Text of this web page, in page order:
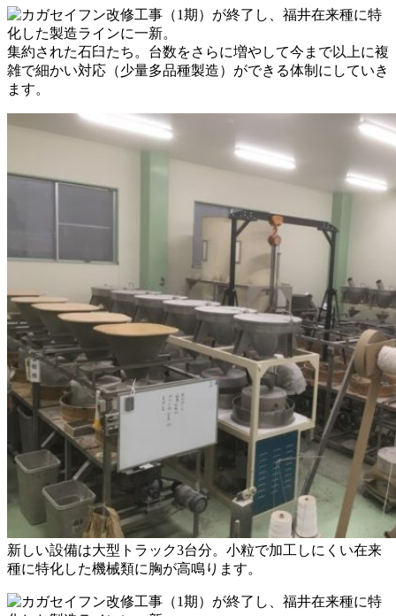
集約された石臼たち。台数をさらに増やして今まで以上に複
雑で細かい対応（少量多品種製造）ができる体制にしていき
ます。
新しい設備は大型トラック3台分。小粒で加工しにくい在来
種に特化した機械類に胸が高鳴ります。